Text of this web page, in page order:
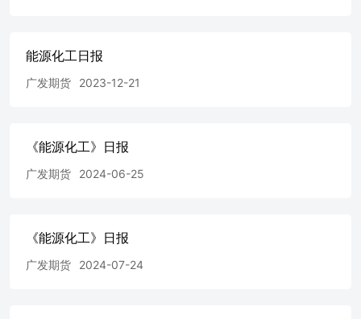
62.99%，较上周走高2.87个百分点，较去年同期走低0.74个
百分点。国内轮胎企业半钢胎开工负荷为66.11%，较上周
吨，降幅0.4%。深色胶社会总库存为85.4万吨，环比下降
现货方面： 泰标混合胶16650（+150）元。STR20报
点】整体建议灵活应对，按照盘面短线交易，设置止损，快
进快出。泰国原料处于供应增加价格下跌期，NR和RU短期
预期震荡，但中期准备翻多。BR预期震荡偏弱，丁二烯橡
能源化工日报
广发期货 2023-12-21
《能源化工》日报
广发期货 2024-06-25
《能源化工》日报
广发期货 2024-07-24